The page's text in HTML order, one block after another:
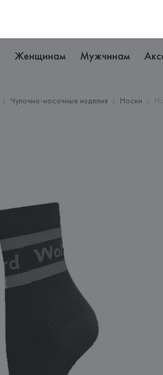
Женщинам Мужчинам
Чулочно-носочные изделия Носки